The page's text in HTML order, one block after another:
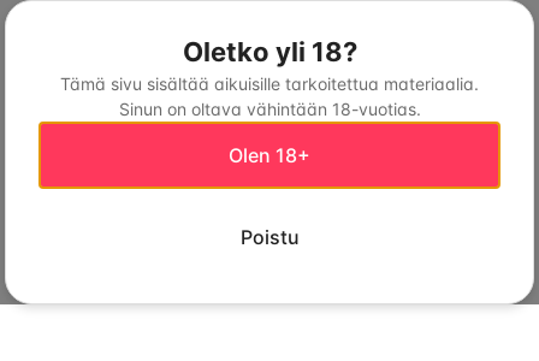
Oletko yli 18?
Tämä sivu sisältää aikuisille tarkoitettua materiaalia.
Sinun on oltava vähintään 18-vuotias.
Olen 18+
Poistu